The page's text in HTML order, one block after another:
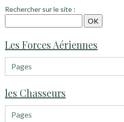
Rechercher sur le site :
Les Forces Aériennes
les Chasseurs